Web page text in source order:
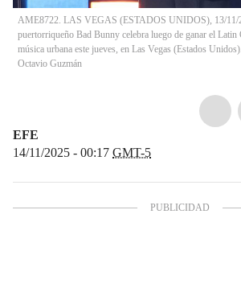
AME8722. LAS VEGAS (ESTADOS UNIDOS), 13/11/
puertorriqueño Bad Bunny celebra luego de ganar el
música urbana este jueves, en Las Vegas (Estados
Octavio Guzmán
EFE
14/11/2025 - 00:17 GMT-5